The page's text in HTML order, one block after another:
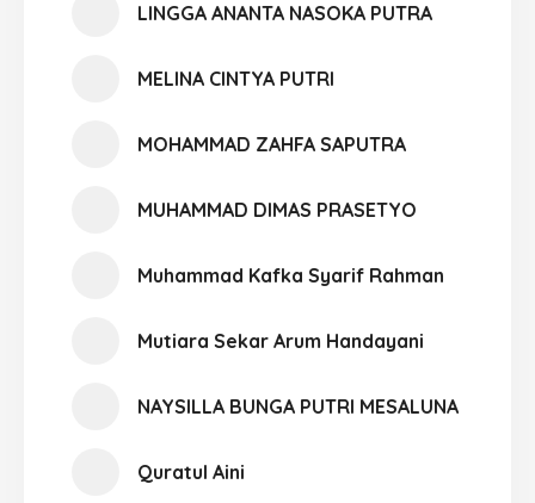
LINGGA ANANTA NASOKA PUTRA
MELINA CINTYA PUTRI
MOHAMMAD ZAHFA SAPUTRA
MUHAMMAD DIMAS PRASETYO
Muhammad Kafka Syarif Rahman
Mutiara Sekar Arum Handayani
NAYSILLA BUNGA PUTRI MESALUNA
Quratul Aini